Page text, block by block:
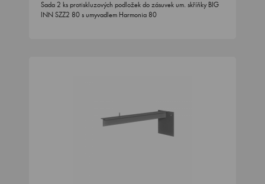
Sada 2 ks protiskluzových podložek do zásuvek um. skříňky BIG
INN SZZ2 80 s umyvadlem Harmonia 80